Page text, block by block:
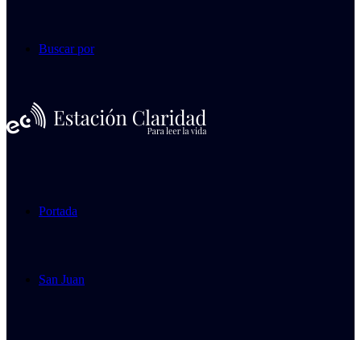
Buscar por
Portada
San Juan